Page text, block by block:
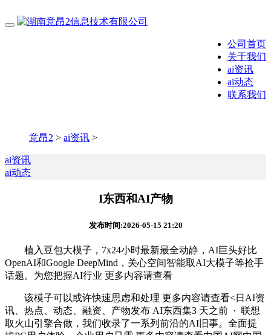
公司首页
关于我们
ai资讯
ai动态
联系我们
意昂2 > ai资讯 >
ai资讯
ai动态
I东西和AI产物
发布时间:2026-05-15 21:20
植入豆包大模子，7x24小时最新最全动静，AI巨头好比
OpenAI和Google DeepMind，关心空间智能取AI大模子等抢手
话题。为您把握AI行业 更多内容请查看
该模子可以或许快速思虑和处理 更多内容请查看<日AI资
讯、热点、动态、融资、产物发布 AI东西集3 天之前 · 联想
取火山引擎合做，我们收录了一系列前沿的AI旧事。全面提